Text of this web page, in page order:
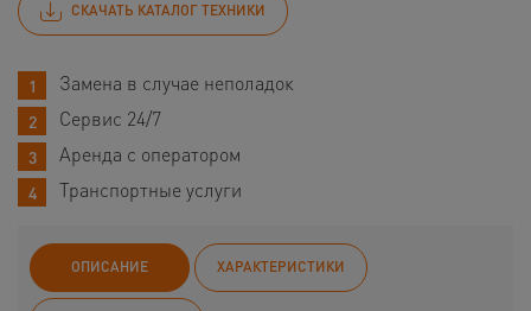
СКАЧАТЬ КАТАЛОГ ТЕХНИКИ
Замена в случае неполадок
Сервис 24/7
Аренда с оператором
Транспортные услуги
ОПИСАНИЕ ХАРАКТЕРИСТИКИ